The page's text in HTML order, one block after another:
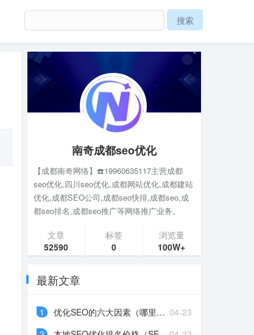
南奇成都seo优化
【成都南奇网络】☎️19960635117主营成都
seo优化,四川seo优化,成都网站优化,成都建站
优化,成都SEO公司,成都seo快排,成都seo,成
都seo排名,成都seo推广等网络推广业务。
文章
52590
标签
0
浏览量
100W+
最新文章
04-23
1
优化SEO的六大因素（哪里的...